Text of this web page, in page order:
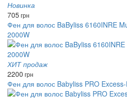
Новинка
705грн
Фен для волос BaByliss 6160INRE
2000W
ХИТ продаж
2200 грн
Фен для волос Babyliss PRO